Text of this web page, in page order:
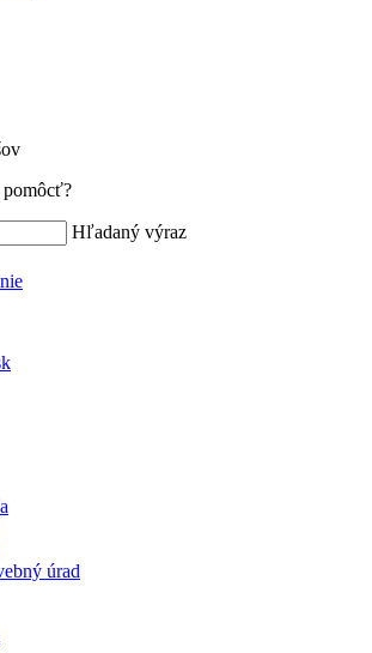
pomôcť?
Hľadaný výraz
úrad